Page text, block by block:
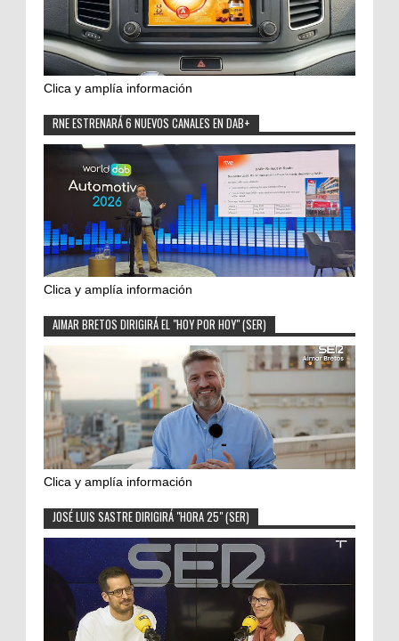
Clica y amplía información
RNE ESTRENARÁ 6 NUEVOS CANALES EN DAB+
Clica y amplía información
AIMAR BRETOS DIRIGIRÁ EL "HOY POR HOY" (SER)
Clica y amplía información
JOSÉ LUIS SASTRE DIRIGIRÁ "HORA 25" (SER)